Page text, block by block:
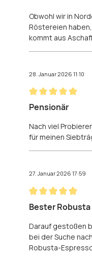
Obwohl wir in
Röstereien
kommt aus
28. Januar 2026 11:10
Bewertung mit 5
Pensionär
Nach viel
für meinen
27. Januar 2026 17:59
Bewertung mit 5
Bester
Darauf gestoßen
bei der Suche
Robusta-